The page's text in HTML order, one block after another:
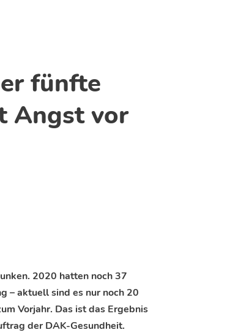
fünfte
Angst vor
2020 hatten noch 37
– aktuell sind es nur noch 20
Vorjahr. Das ist das Ergebnis
der DAK-Gesundheit.